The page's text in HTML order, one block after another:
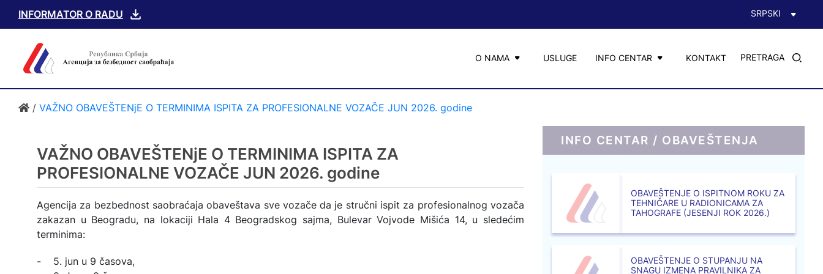
INFORMATOR O RADU SRPSKI
O NAMA USLUGE INFO CENTAR KONTAKT PRETRAGA
/ VAŽNO OBAVEŠTENjE O TERMINIMA ISPITA ZA PROFESIONALNE VOZAČE JUN 2026. godine
VAŽNO OBAVEŠTENjE O TERMINIMA ISPITA ZA
PROFESIONALNE VOZAČE JUN 2026. godine
Agencija za bezbednost saobraćaja obaveštava sve vozače da je stručni ispit za profesionalnog vozača
zakazan u Beogradu, na lokaciji Hala 4 Beogradskog sajma, Bulevar Vojvode Mišića 14, u sledećim
terminima:
- 5. jun u 9 časova,
INFO CENTAR / OBAVEŠTENJA
OBAVEŠTENJE O ISPITNOM ROKU ZA
TEHNIČARE U RADIONICAMA ZA
TAHOGRAFE (JESENJI ROK 2026.)
OBAVEŠTENJE O STUPANJU NA
SNAGU IZMENA PRAVILNIKA ZA